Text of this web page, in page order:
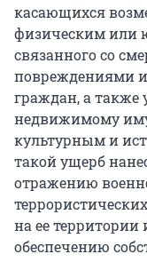
касающихся
физическим или
связанного со
повреждениями
граждан, а также
недвижимому
культурным и
такой ущерб
отражению
на ее
обеспечению